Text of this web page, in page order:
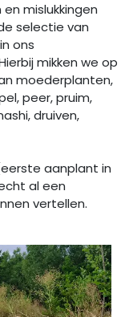
mislukkingen
selectie van
ons
mikken we op
moederplanten,
peer, pruim,
druiven,
aanplant in
al een
vertellen.